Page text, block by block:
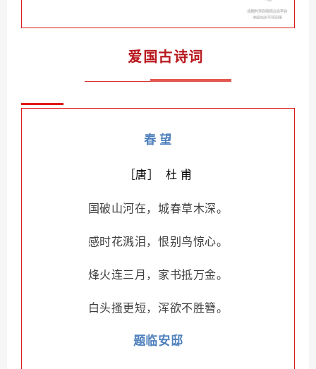
爱国古诗词
春 望
［唐］ 杜 甫
国破山河在，城春草木深。
感时花溅泪，恨别鸟惊心。
烽火连三月，家书抵万金。
白头搔更短，浑欲不胜簪。
题临安邸